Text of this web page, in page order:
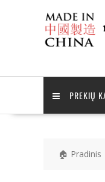
PREKIŲ
🏠 Pradinis